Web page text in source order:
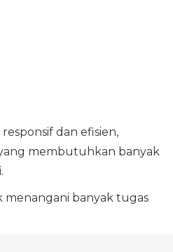
dan efisien,
membutuhkan banyak
banyak tugas